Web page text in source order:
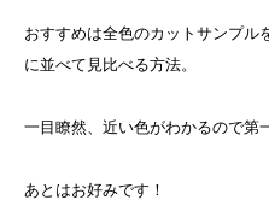
おすすめは全色のカットサンプル
に並べて見比べる方法。
一目瞭然、近い色がわかるので第
あとはお好みです！